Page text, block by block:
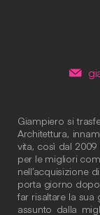
Giampiero si
Architettura,
vita, così dal
per le migliori
nell’acquisizione
porta giorno
far risaltare la
assunto dalla